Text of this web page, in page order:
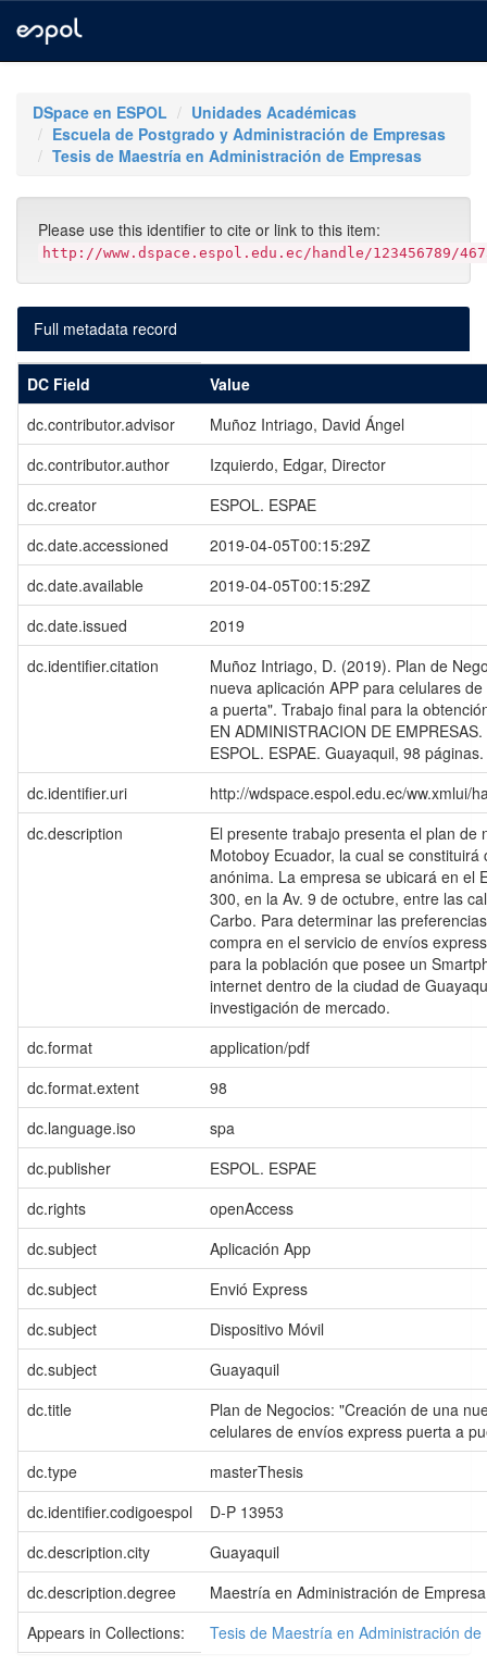
navigationDSpace en ESPOL
Unidades Académicas
Escuela de Postgrado y Administración de Empresas
Tesis de Maestría en Administración de Empresas
Please use this identifier to cite or link to this item:
http://www.dspace.espol.edu.ec/handle/123456789/
Full metadata record
DC Field
Value
dc.contributor.advisor
Muñoz Intriago, David Ángel
dc.contributor.author
Izquierdo, Edgar, Director
dc.creator
ESPOL. ESPAE
dc.date.accessioned
2019-04-05T00:15:29Z
dc.date.available
2019-04-05T00:15:29Z
dc.date.issued
2019
dc.identifier.citation
Muñoz Intriago, D. (2019). Plan de
nueva aplicación APP para celulares
a puerta". Trabajo final para la
EN ADMINISTRACION DE
ESPOL. ESPAE. Guayaquil, 98 páginas.
dc.identifier.uri
http://wdspace.espol.edu.ec/ww.xmlui/
dc.description
El presente trabajo presenta el plan de
Motoboy Ecuador, la cual se constituirá
anónima. La empresa se ubicará en el
300, en la Av. 9 de octubre, entre las
Carbo. Para determinar las
compra en el servicio de envíos
para la población que posee un
internet dentro de la ciudad de
investigación de mercado.
dc.format
application/pdf
dc.format.extent
98
dc.language.iso
spa
dc.publisher
ESPOL. ESPAE
dc.rights
openAccess
dc.subject
Aplicación App
dc.subject
Envió Express
dc.subject
Dispositivo Móvil
dc.subject
Guayaquil
dc.title
Plan de Negocios: "Creación de una
celulares de envíos express puerta a
dc.type
masterThesis
dc.identifier.codigoespol
D-P 13953
dc.description.city
Guayaquil
dc.description.degree
Maestría en Administración de Empresa
Appears in Collections:
Tesis de Maestría en Administración de